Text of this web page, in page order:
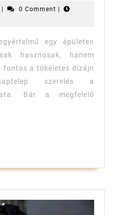
csaptelep
feltételei
admin0 Comment
egy épületen
hasznosak, hanem
a tökéletes dizájn
szerelés a
Bár a megfelelő